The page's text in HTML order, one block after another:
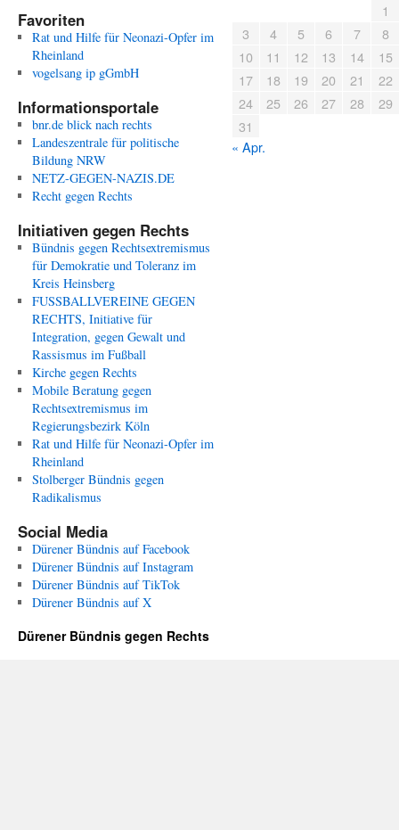
Favoriten
Rat und Hilfe für Neonazi-Opfer im
Rheinland
vogelsang ip gGmbH
Informationsportale
bnr.de blick nach rechts
Landeszentrale für politische
Bildung NRW
NETZ-GEGEN-NAZIS.DE
Recht gegen Rechts
Initiativen gegen Rechts
Bündnis gegen Rechtsextremismus
für Demokratie und Toleranz im
Kreis Heinsberg
FUSSBALLVEREINE GEGEN
RECHTS, Initiative für
Integration, gegen Gewalt und
Rassismus im Fußball
Kirche gegen Rechts
Mobile Beratung gegen
Rechtsextremismus im
Regierungsbezirk Köln
Rat und Hilfe für Neonazi-Opfer im
Rheinland
Stolberger Bündnis gegen
Radikalismus
Social Media
Dürener Bündnis auf Facebook
Dürener Bündnis auf Instagram
Dürener Bündnis auf TikTok
Dürener Bündnis auf X
1
3
4 5 6 7
8
10
11 12 13 14
15
17
18 19 20 21
22
24
25 26 27 28
29
31
« Apr.
Dürener Bündnis gegen Rechts